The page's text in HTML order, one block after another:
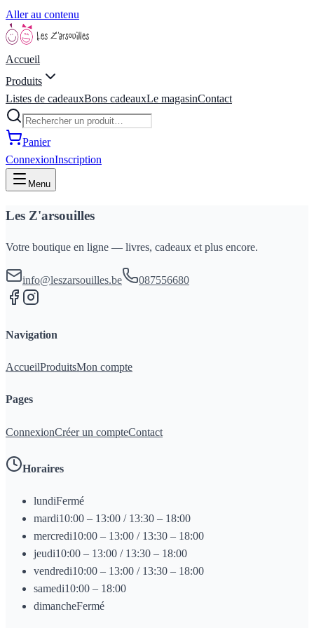
Aller au contenu
Accueil
Produits
Listes de cadeauxBons cadeauxLe magasinContact
Panier
ConnexionInscription
Menu
Les Z'arsouilles
Votre boutique en ligne — livres, cadeaux et plus encore.
info@leszarsouilles.be 087556680
Navigation
AccueilProduitsMon compte
Pages
ConnexionCréer un compteContact
Horaires
lundiFermé
mardi10:00 – 13:00 / 13:30 – 18:00
mercredi10:00 – 13:00 / 13:30 – 18:00
jeudi10:00 – 13:00 / 13:30 – 18:00
vendredi10:00 – 13:00 / 13:30 – 18:00
samedi10:00 – 18:00
dimancheFermé